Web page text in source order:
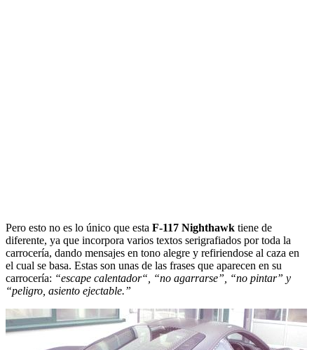
Pero esto no es lo único que esta F-117 Nighthawk tiene de
diferente, ya que incorpora varios textos serigrafiados por toda la
carrocería, dando mensajes en tono alegre y refiriendose al caza en
el cual se basa. Estas son unas de las frases que aparecen en su
carrocería: “escape calentador“, “no agarrarse”, “no pintar” y
“peligro, asiento ejectable.”